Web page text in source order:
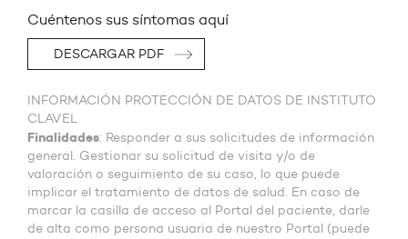
Cuéntenos sus síntomas aquí
DESCARGAR PDF
INFORMACIÓN PROTECCIÓN DE DATOS DE INSTITUTO
CLAVEL
Finalidades: Responder a sus solicitudes de información
general. Gestionar su solicitud de visita y/o de
valoración o seguimiento de su caso, lo que puede
implicar el tratamiento de datos de salud. En caso de
marcar la casilla de acceso al Portal del paciente, darle
de alta como persona usuaria de nuestro Portal (puede